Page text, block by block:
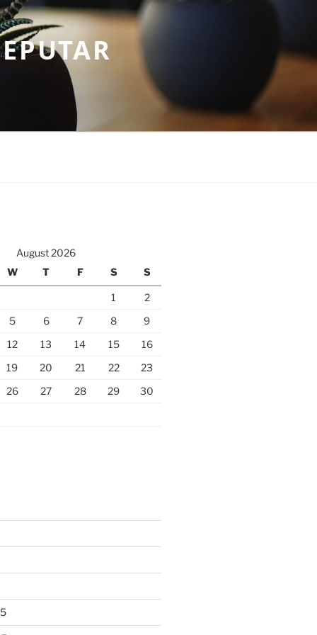
August 2026
W T F S S
1
2
5 6 7 8
9
12 13 14 15
16
19 20 21 22
23
26 27 28 29
30